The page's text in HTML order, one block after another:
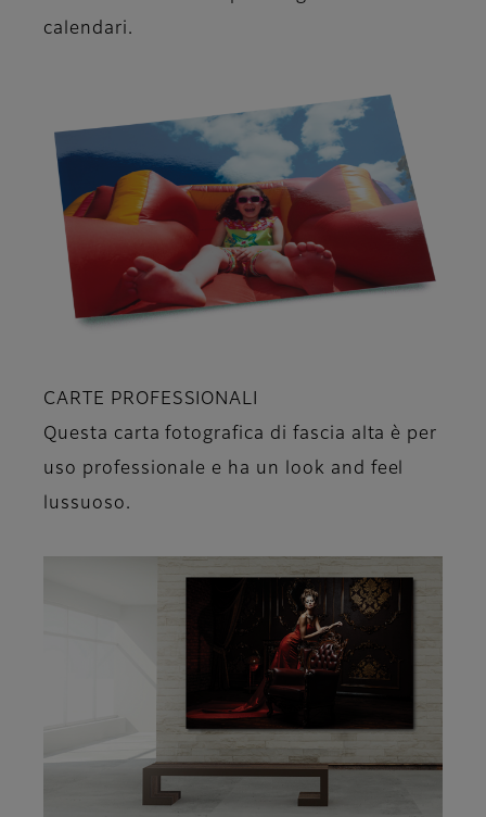
calendari.
CARTE PROFESSIONALI
Questa carta fotografica di fascia alta è per
uso professionale e ha un look and feel
lussuoso.